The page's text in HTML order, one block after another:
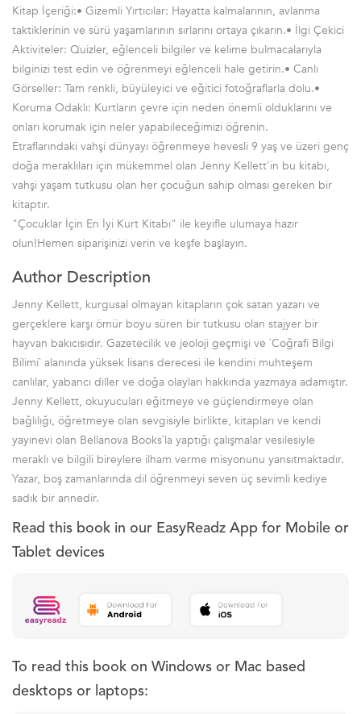
Kitap İçeriği:• Gizemli Yırtıcılar: Hayatta kalmalarının, avlanma
taktiklerinin ve sürü yaşamlarının sırlarını ortaya çıkarın.• İlgi Çekici
Aktiviteler: Quizler, eğlenceli bilgiler ve kelime bulmacalarıyla
bilginizi test edin ve öğrenmeyi eğlenceli hale getirin.• Canlı
Görseller: Tam renkli, büyüleyici ve eğitici fotoğraflarla dolu.•
Koruma Odaklı: Kurtların çevre için neden önemli olduklarını ve
onları korumak için neler yapabileceğimizi öğrenin.
Etraflarındaki vahşi dünyayı öğrenmeye hevesli 9 yaş ve üzeri genç
doğa meraklıları için mükemmel olan Jenny Kellett'in bu kitabı,
vahşi yaşam tutkusu olan her çocuğun sahip olması gereken bir
kitaptır.
"Çocuklar İçin En İyi Kurt Kitabı" ile keyifle ulumaya hazır
olun!Hemen siparişinizi verin ve keşfe başlayın.
Author Description
Jenny Kellett, kurgusal olmayan kitapların çok satan yazarı ve
gerçeklere karşı ömür boyu süren bir tutkusu olan stajyer bir
hayvan bakıcısıdır. Gazetecilik ve jeoloji geçmişi ve `Coğrafi Bilgi
Bilimi` alanında yüksek lisans derecesi ile kendini muhteşem
canlılar, yabancı diller ve doğa olayları hakkında yazmaya adamıştır.
Jenny Kellett, okuyucuları eğitmeye ve güçlendirmeye olan
bağlılığı, öğretmeye olan sevgisiyle birlikte, kitapları ve kendi
yayınevi olan Bellanova Books`la yaptığı çalışmalar vesilesiyle
meraklı ve bilgili bireylere ilham verme misyonunu yansıtmaktadır.
Yazar, boş zamanlarında dil öğrenmeyi seven üç sevimli kediye
sadık bir annedir.
Read this book in our EasyReadz App for Mobile or
Tablet devices
To read this book on Windows or Mac based
desktops or laptops: